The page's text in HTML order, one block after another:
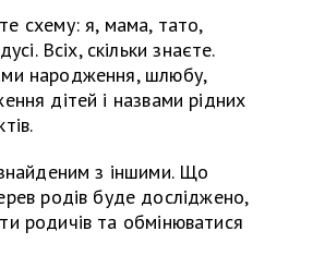
схему: я, мама, тато,
Всіх, скільки знаєте.
народження, шлюбу,
дітей і назвами рідних
з іншими. Що
родів буде досліджено,
родичів та обмінюватися